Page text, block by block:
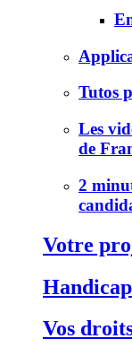
Tutos
Les
de
2
Votre
Vos